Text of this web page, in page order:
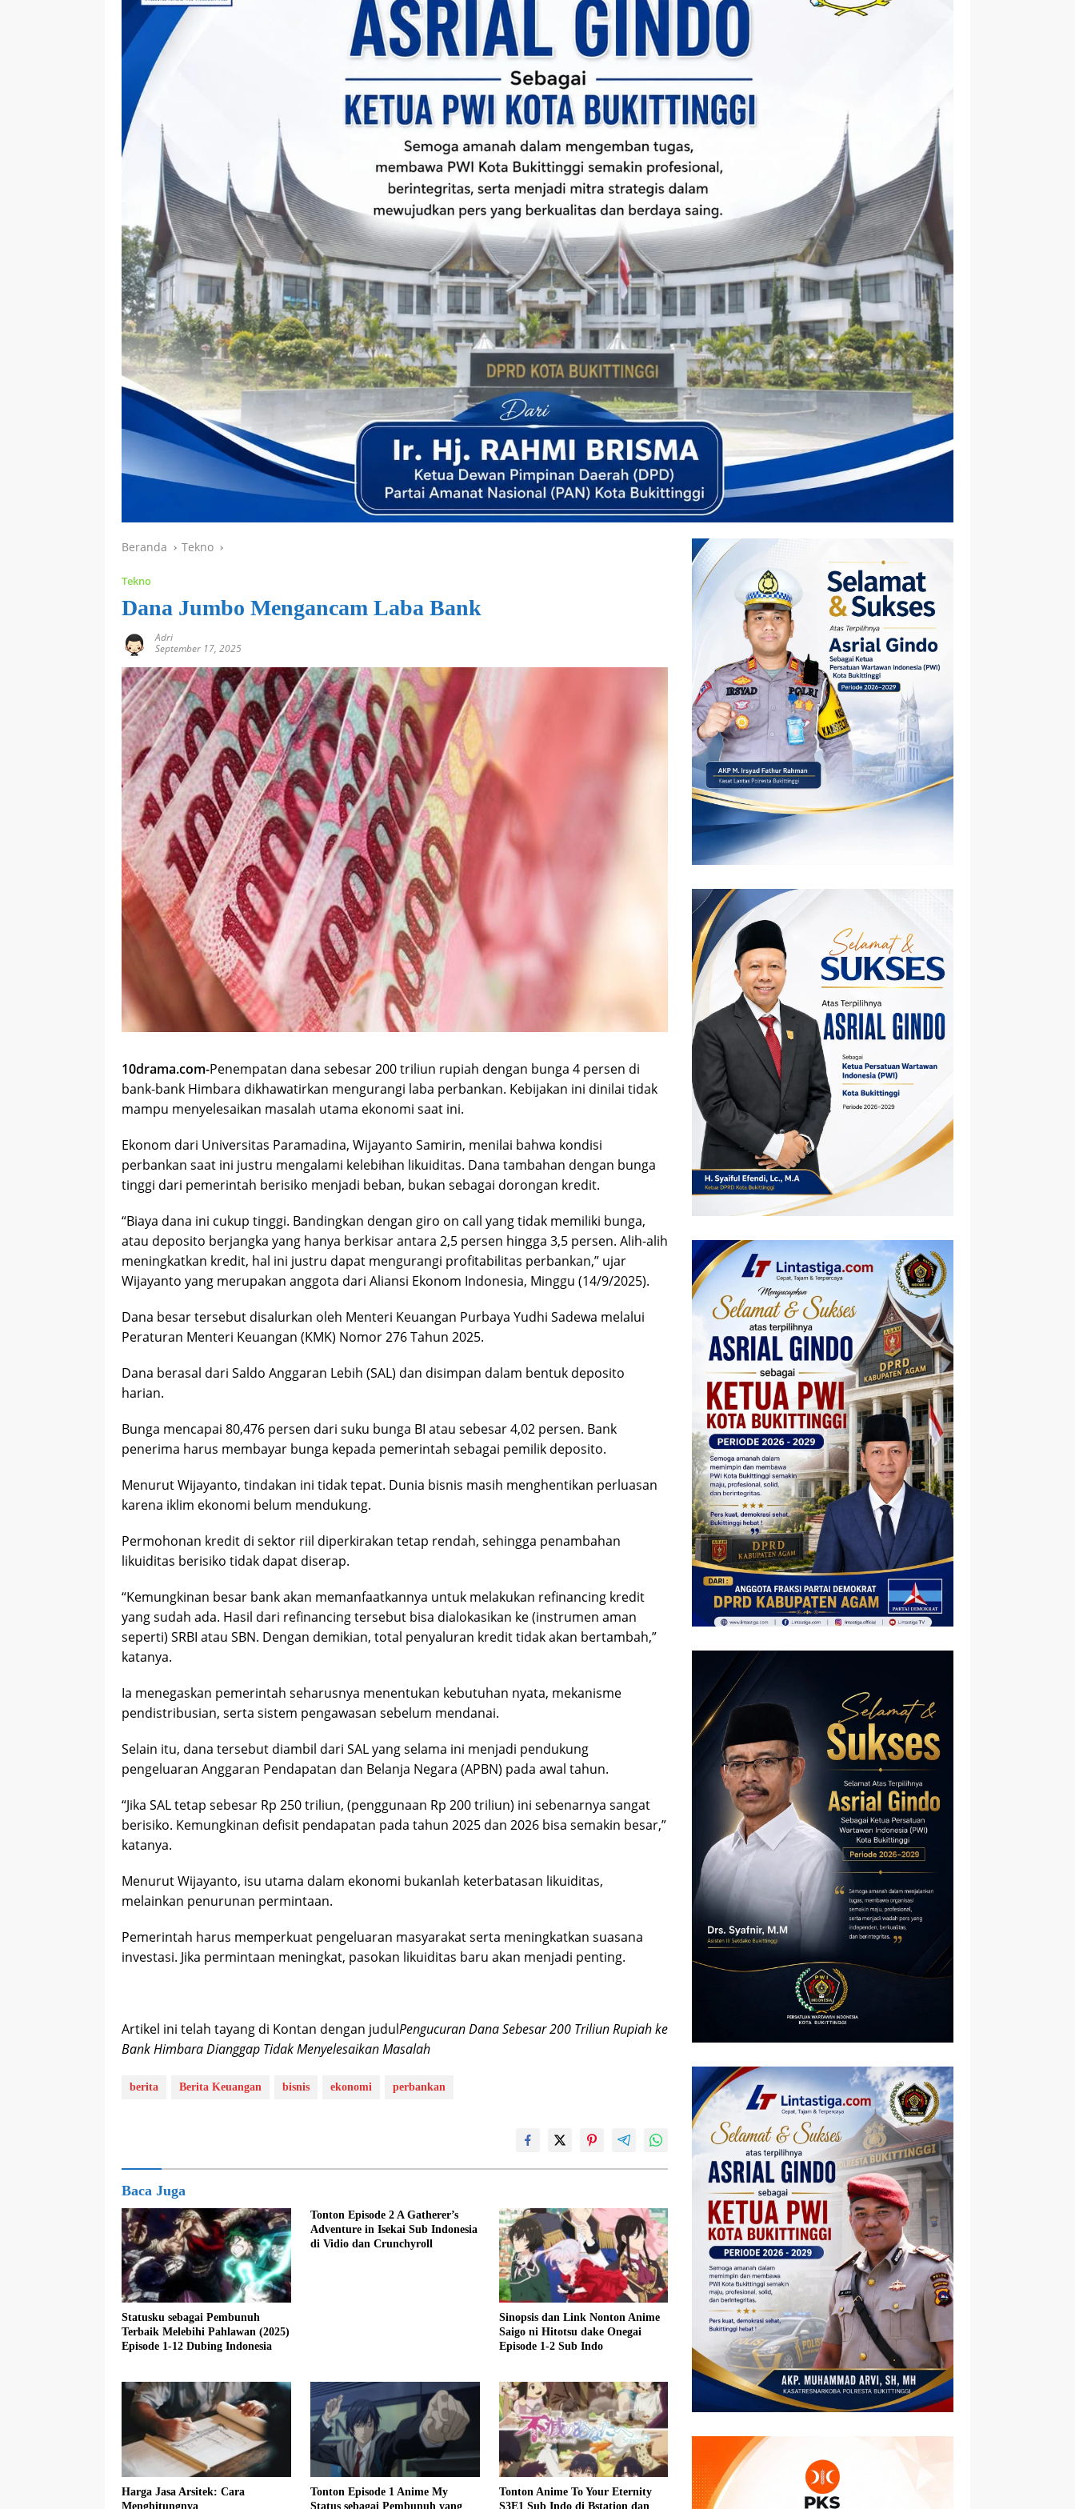
Beranda Tekno
Tekno
Dana Jumbo Mengancam Laba Bank
Adri
September 17, 2025
10drama.com-Penempatan dana sebesar 200 triliun rupiah dengan bunga 4 persen di
bank-bank Himbara dikhawatirkan mengurangi laba perbankan. Kebijakan ini dinilai tidak
mampu menyelesaikan masalah utama ekonomi saat ini.
Ekonom dari Universitas Paramadina, Wijayanto Samirin, menilai bahwa kondisi
perbankan saat ini justru mengalami kelebihan likuiditas. Dana tambahan dengan bunga
tinggi dari pemerintah berisiko menjadi beban, bukan sebagai dorongan kredit.
“Biaya dana ini cukup tinggi. Bandingkan dengan giro on call yang tidak memiliki bunga,
atau deposito berjangka yang hanya berkisar antara 2,5 persen hingga 3,5 persen. Alih-alih
meningkatkan kredit, hal ini justru dapat mengurangi profitabilitas perbankan,” ujar
Wijayanto yang merupakan anggota dari Aliansi Ekonom Indonesia, Minggu (14/9/2025).
Dana besar tersebut disalurkan oleh Menteri Keuangan Purbaya Yudhi Sadewa melalui
Peraturan Menteri Keuangan (KMK) Nomor 276 Tahun 2025.
Dana berasal dari Saldo Anggaran Lebih (SAL) dan disimpan dalam bentuk deposito
harian.
Bunga mencapai 80,476 persen dari suku bunga BI atau sebesar 4,02 persen. Bank
penerima harus membayar bunga kepada pemerintah sebagai pemilik deposito.
Menurut Wijayanto, tindakan ini tidak tepat. Dunia bisnis masih menghentikan perluasan
karena iklim ekonomi belum mendukung.
Permohonan kredit di sektor riil diperkirakan tetap rendah, sehingga penambahan
likuiditas berisiko tidak dapat diserap.
“Kemungkinan besar bank akan memanfaatkannya untuk melakukan refinancing kredit
yang sudah ada. Hasil dari refinancing tersebut bisa dialokasikan ke (instrumen aman
seperti) SRBI atau SBN. Dengan demikian, total penyaluran kredit tidak akan bertambah,”
katanya.
Ia menegaskan pemerintah seharusnya menentukan kebutuhan nyata, mekanisme
pendistribusian, serta sistem pengawasan sebelum mendanai.
Selain itu, dana tersebut diambil dari SAL yang selama ini menjadi pendukung
pengeluaran Anggaran Pendapatan dan Belanja Negara (APBN) pada awal tahun.
“Jika SAL tetap sebesar Rp 250 triliun, (penggunaan Rp 200 triliun) ini sebenarnya sangat
berisiko. Kemungkinan defisit pendapatan pada tahun 2025 dan 2026 bisa semakin besar,”
katanya.
Menurut Wijayanto, isu utama dalam ekonomi bukanlah keterbatasan likuiditas,
melainkan penurunan permintaan.
Pemerintah harus memperkuat pengeluaran masyarakat serta meningkatkan suasana
investasi. Jika permintaan meningkat, pasokan likuiditas baru akan menjadi penting.
Artikel ini telah tayang di Kontan dengan judulPengucuran Dana Sebesar 200 Triliun Rupiah ke
Bank Himbara Dianggap Tidak Menyelesaikan Masalah
berita Berita Keuangan bisnis ekonomi perbankan
Baca Juga
Statusku sebagai Pembunuh
Terbaik Melebihi Pahlawan (2025)
Episode 1-12 Dubing Indonesia
Tonton Episode 2 A Gatherer’s
Adventure in Isekai Sub Indonesia
di Vidio dan Crunchyroll
Sinopsis dan Link Nonton Anime
Saigo ni Hitotsu dake Onegai
Episode 1-2 Sub Indo
Harga Jasa Arsitek: Cara
Menghitungnya
Tonton Episode 1 Anime My
Status sebagai Pembunuh yang
Tonton Anime To Your Eternity
S3E1 Sub Indo di Bstation dan